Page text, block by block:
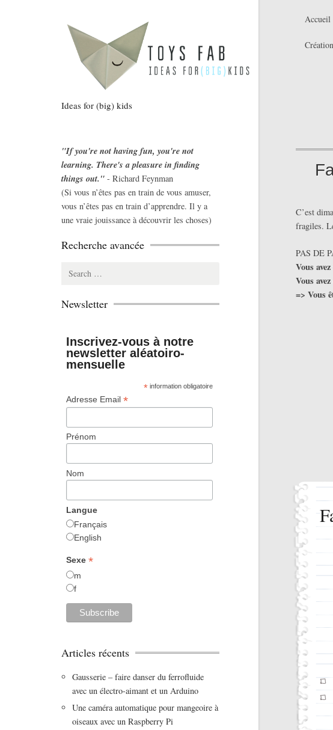
Ideas for (big) kids
Accueil
C’est
fragiles.
PAS DE
Vous
Vous
=> Vous
"If you're not having fun, you're not
learning. There's a pleasure in finding
things out." - Richard Feynman
(Si vous n’êtes pas en train de vous amuser,
vous n’êtes pas en train d’apprendre. Il y a
une vraie jouissance à découvrir les choses)
Recherche avancée
Search
Newsletter
Inscrivez-vous à notre
newsletter aléatoiro-
mensuelle
* information obligatoire
Adresse Email *
Prénom
Nom
Langue
Français
English
Sexe *
m
f
Articles récents
Gausserie – faire danser du ferrofluide
avec un électro-aimant et un Arduino
Une caméra automatique pour mangeoire à
oiseaux avec un Raspberry Pi